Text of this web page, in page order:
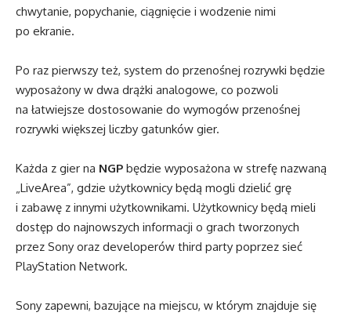
chwytanie, popychanie, ciągnięcie i wodzenie nimi
po ekranie.
Po raz pierwszy też, system do przenośnej rozrywki będzie
wyposażony w dwa drążki analogowe, co pozwoli
na łatwiejsze dostosowanie do wymogów przenośnej
rozrywki większej liczby gatunków gier.
Każda z gier na NGP będzie wyposażona w strefę nazwaną
„LiveArea”, gdzie użytkownicy będą mogli dzielić grę
i zabawę z innymi użytkownikami. Użytkownicy będą mieli
dostęp do najnowszych informacji o grach tworzonych
przez Sony oraz developerów third party poprzez sieć
PlayStation Network.
Sony zapewni, bazujące na miejscu, w którym znajduje się